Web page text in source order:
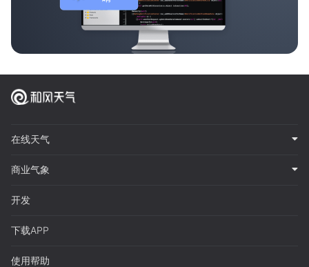
在线天气
商业气象
开发
下载APP
使用帮助